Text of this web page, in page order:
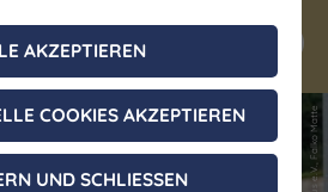
Jetzt mitmachen
AKZEPTIEREN
COOKIES AKZEPTIEREN
UND SCHLIESSEN